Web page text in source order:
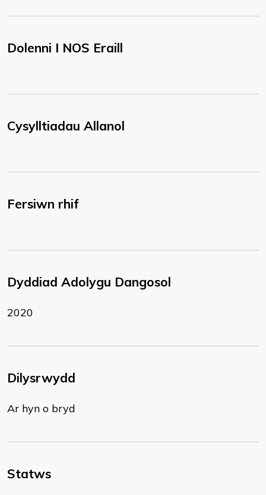
Dolenni I NOS Eraill
Cysylltiadau Allanol
Fersiwn rhif
Dyddiad Adolygu Dangosol
2020
Dilysrwydd
Ar hyn o bryd
Statws